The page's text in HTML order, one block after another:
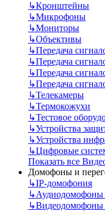
↳Кронштейны
↳Микрофоны
↳Мониторы
↳Объективы
↳Передача
↳Передача
↳Передача
↳Передача
↳Телекамеры
↳Термокожухи
↳Тестовое
↳Устройства
↳Устройства
↳Цифровые
Показать все
Домофоны и
↳IP-домофония
↳Аудиодомофоны
↳Видеодомофоны